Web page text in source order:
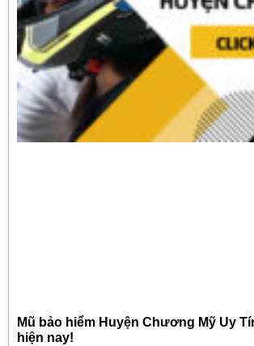
Mũ bảo hiểm Huyện Chương Mỹ Uy
hiện nay!